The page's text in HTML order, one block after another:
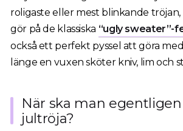
roligaste eller mest blinkande tröjan,
gör på de klassiska “ugly sweater”-
också ett perfekt pyssel att göra
länge en vuxen sköter kniv, lim och
När ska man egentligen
jultröja?